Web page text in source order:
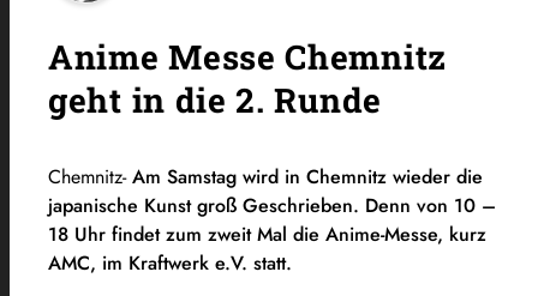
Anime Messe Chemnitz
geht in die 2. Runde
Chemnitz-Am Samstag wird in Chemnitz wieder die
japanische Kunst groß Geschrieben. Denn von 10 –
18 Uhr findet zum zweit Mal die Anime-Messe, kurz
AMC, im Kraftwerk e.V. statt.